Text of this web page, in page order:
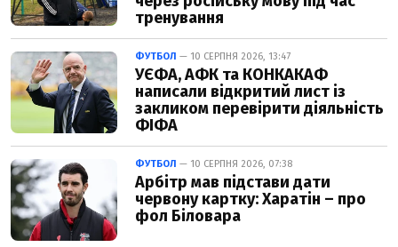
тренування
ФУТБОЛ — 10 СЕРПНЯ 2026, 13:47
УЄФА, АФК та ​​КОНКАКАФ
написали відкритий лист із
закликом перевірити діяльність
ФІФА
ФУТБОЛ — 10 СЕРПНЯ 2026, 07:38
Арбітр мав підстави дати
червону картку: Харатін – про
фол Біловара